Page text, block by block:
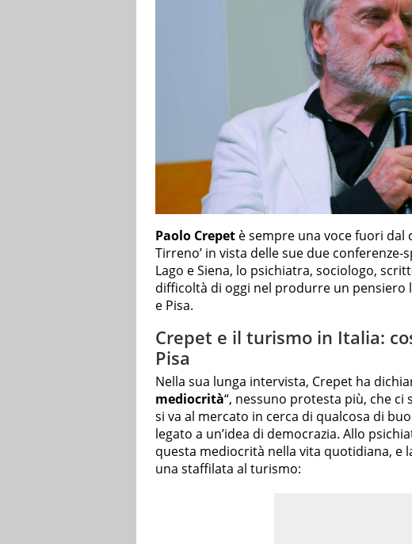
Paolo Crepet è sempre una voce fuori dal
Tirreno’ in vista delle sue due
Lago e Siena, lo psichiatra, sociologo,
difficoltà di oggi nel produrre un pensiero
e Pisa.
Crepet e il turismo in Italia:
Pisa
Nella sua lunga intervista, Crepet ha
mediocrità“, nessuno protesta più, che
si va al mercato in cerca di qualcosa di
legato a un’idea di democrazia. Allo
questa mediocrità nella vita quotidiana, e
una staffilata al turismo: